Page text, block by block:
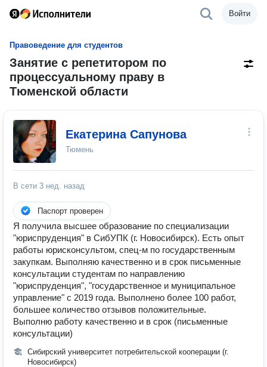
Войти
Правоведение для студентов
Занятие с репетитором по
процессуальному праву в
Тюменской области
Екатерина Сапунова
Тюмень
В сети 3 нед. назад
Паспорт проверен
Я получила высшее образование по специализации
"юриспруденция" в СибУПК (г. Новосибирск). Есть опыт
работы юрисконсультом, спец-м по государственным
закупкам. Выполняю качественно и в срок письменные
консультации студентам по направлению
"юриспруденция", "государственное и муниципальное
управление" с 2019 года. Выполнено более 100 работ,
большее количество отзывов положительные.
Выполню работу качественно и в срок (письменные
консультации)
Сибирский университет потребительской кооперации (г.
Новосибирск)